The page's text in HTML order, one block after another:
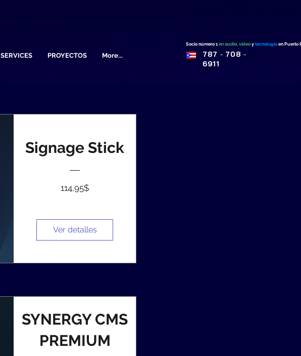
SERVICES PROYECTOS More...
Socionúmero 1en audio, vídeo y tecnología en Puerto
787 - 708 -
6911
Signage Stick
114,95$Precio
Ver detalles
SYNERGY CMS
PREMIUM